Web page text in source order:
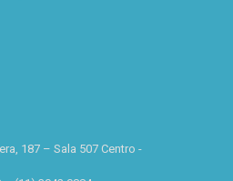
187 – Sala 507 Centro -